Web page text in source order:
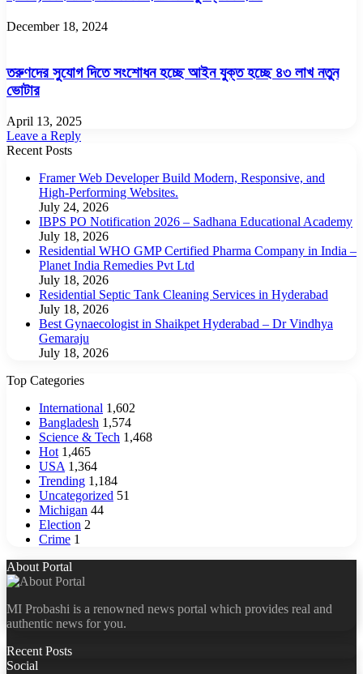
December 18, 2024
তরুণদের সুযোগ দিতে সংশোধন হচ্ছে আইন যুক্ত হচ্ছে ৪৩ লাখ নতুন
ভোটার
April 13, 2025
Leave a Reply
Recent Posts
Framer Web Developer Build Modern, Responsive, and
High-Performing Websites.
July 24, 2026
IBPS PO Notification 2026 – Sadhana Educational Academy
July 18, 2026
Residential WHO GMP Certified Pharma Company in India –
Planet India Remedies Pvt Ltd
July 18, 2026
Residential Septic Tank Cleaning Services in Hyderabad
July 18, 2026
Best Gynaecologist in Shaikpet Hyderabad – Dr Vindhya
Gemaraju
July 18, 2026
Top Categories
International 1,602
Bangladesh 1,574
Science & Tech 1,468
Hot 1,465
USA 1,364
Trending 1,184
Uncategorized 51
Michigan 44
Election 2
Crime 1
About Portal
MI Probashi is a renowned news portal which provides real and
authentic news for you.
Recent Posts
Social